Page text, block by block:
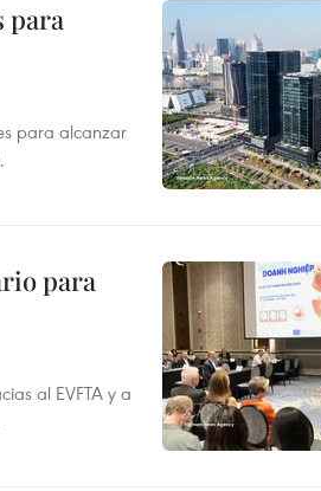
para
para alcanzar
para
al EVFTA y a